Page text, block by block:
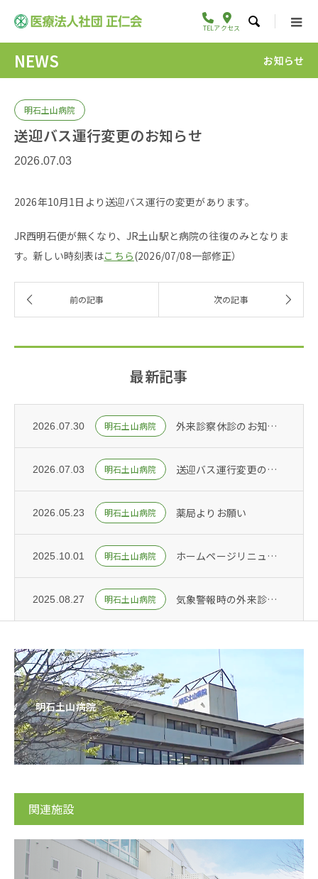

TEL アクセス
NEWS お知らせ
明石土山病院
送迎バス運行変更のお知らせ
2026.07.03
2026年10月1日より送迎バス運行の変更があります。
JR西明石便が無くなり、JR土山駅と病院の往復のみとなりま
す。新しい時刻表はこちら(2026/07/08一部修正）
最新記事
2026.07.30 明石土山病院 外来診察休診のお知らせ
2026.07.03 明石土山病院 送迎バス運行変更のお知らせ
2026.05.23 明石土山病院 薬局よりお願い
2025.10.01 明石土山病院 ホームページリニューアル
2025.08.27 明石土山病院 気象警報時の外来診察について
明石土山病院
関連施設